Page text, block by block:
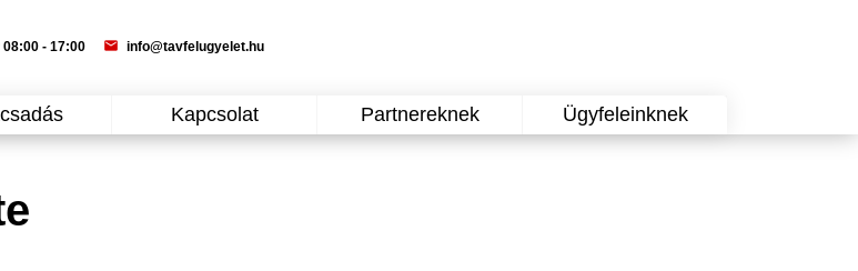
08:00 - 17:00 mail info@tavfelugyelet.hu
Kapcsolat Partnereknek Ügyfeleinknek